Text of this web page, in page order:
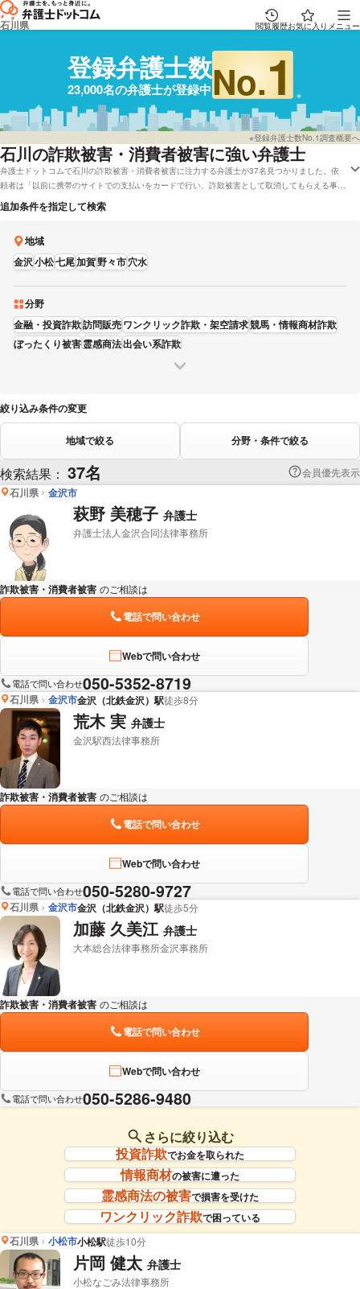
石川県 閲覧履歴お気に入り メニュー
登録弁護士数
23,000名の弁護士が登録中No.1
※登録弁護士数No.1調査概要へ
石川の詐欺被害・消費者被害に強い弁護士
弁護士ドットコムで石川の詐欺被害・消費者被害に注力する弁護士が37名見つかりました。依
頼者は「以前に携帯のサイトでの支払いをカードで行い、詐欺被害として取消してもらえる事に
なりました。」といった状況にあります。弁護士ドットコムでは弁護士費用を後払いで対応して
くれる弁護士や着手金無料で受理している石川の弁護士など、さまざまな条件で調べることがで
いたい調べたけれど、石川周辺の法律事務所の弁護士を費用で検討したい」などのニーズにも応
えることができます。弁護士の中には「私は過去,大手銀行や大手証券会社を相手に,裁判・調
停・adr等によって,被害回復を得た経験があります。」とおっしゃる方もいます。詐欺被害・消
費者被害で心配事がある方は本サイトに登録弁護士22,835人から、成功報酬金額や経歴などの
条件を考慮して、自身にあう弁護士に問合せをしてみてください。
追加条件を指定して検索
地域
金沢小松七尾加賀野々市穴水
分野
金融・投資詐欺訪問販売ワンクリック詐欺・架空請求競馬・情報商材詐欺
ぼったくり被害霊感商法出会い系詐欺
絞り込み条件の変更
地域で絞る 分野・条件で絞る
検索結果： 37名 会員優先表示
石川県 金沢市
萩野 美穂子 弁護士
弁護士法人金沢合同法律事務所
詐欺被害・消費者被害 のご相談は
電話で問い合わせ
Webで問い合わせ
電話で問い合わせ050-5352-8719
石川県 金沢市金沢（北鉄金沢）駅徒歩8分
荒木 実 弁護士
金沢駅西法律事務所
詐欺被害・消費者被害 のご相談は
電話で問い合わせ
Webで問い合わせ
電話で問い合わせ050-5280-9727
石川県 金沢市金沢（北鉄金沢）駅徒歩5分
加藤 久美江 弁護士
大本総合法律事務所金沢事務所
詐欺被害・消費者被害 のご相談は
電話で問い合わせ
Webで問い合わせ
電話で問い合わせ050-5286-9480
さらに絞り込む
投資詐欺でお金を取られた
情報商材の被害に遭った
霊感商法の被害で損害を受けた
ワンクリック詐欺で困っている
石川県
小松市小松駅徒歩10分
片岡 健太 弁護士
小松なごみ法律事務所